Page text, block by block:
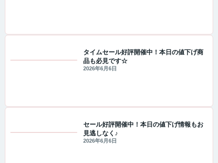
タイムセール好評開催中！本日の値下げ商
品も必見です☆
2026年6月6日
セール好評開催中！本日の値下げ情報もお
見逃しなく♪
2026年6月6日